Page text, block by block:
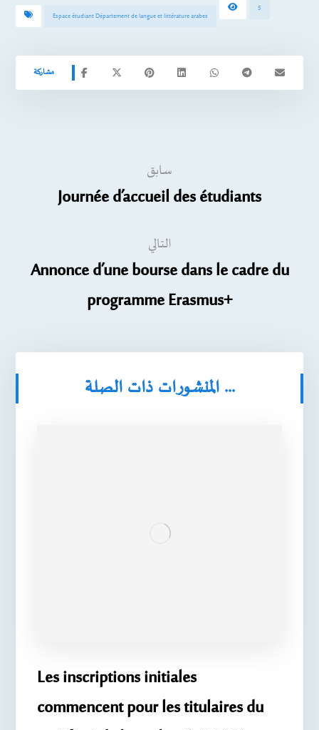
Espace étudiant Département de langue et littérature arabes
5
سابق
Journée d’accueil des étudiants
التالي
Annonce d’une bourse dans le cadre du
programme Erasmus+
المنشورات ذات الصلة ...
Les inscriptions initiales
commencent pour les titulaires du